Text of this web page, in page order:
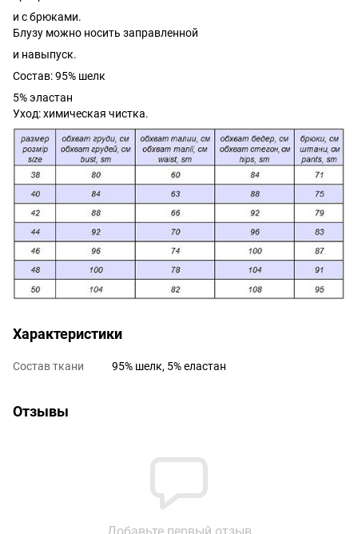
и с брюками.
Блузу можно носить заправленной
и навыпуск.
Состав: 95% шелк
5% эластан
Уход: химическая чистка.
Характеристики
Состав ткани 95% шелк, 5% еластан
Отзывы